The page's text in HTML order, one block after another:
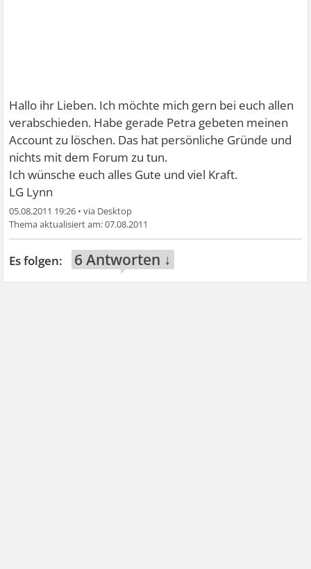
Hallo ihr Lieben. Ich möchte mich gern bei euch allen
verabschieden. Habe gerade Petra gebeten meinen
Account zu löschen. Das hat persönliche Gründe und
nichts mit dem Forum zu tun.
Ich wünsche euch alles Gute und viel Kraft.
LG Lynn
05.08.2011 19:26 •
07.08.2011
6 Antworten ↓